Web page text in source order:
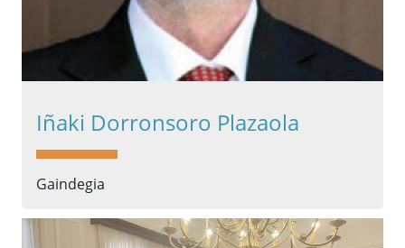
Iñaki Dorronsoro Plazaola
Gaindegia